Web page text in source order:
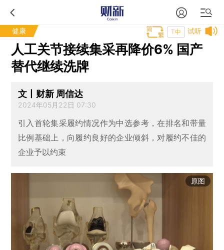
健康 试听
T中
人工关节接续集采再降价6% 国产
替代继续洗牌
文丨财新 周信达
2024年05月22日 07:30
引入首轮集采履约情况作为中选参考，在排名和带量
比例基础上，向履约良好的企业倾斜，对履约不佳的
企业予以约束
原图